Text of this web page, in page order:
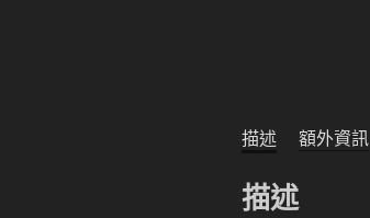
描述 額外資訊
描述